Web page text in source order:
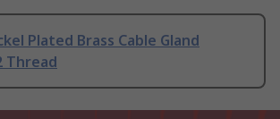
Plated Brass Cable Gland
Thread